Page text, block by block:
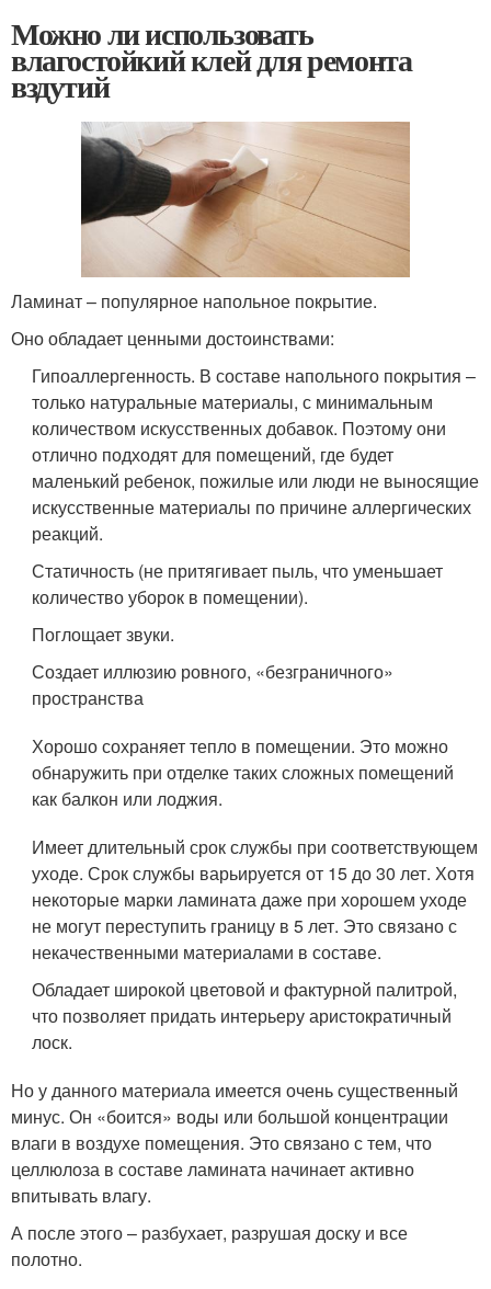
Можно ли использовать
влагостойкий клей для ремонта
вздутий
Ламинат – популярное напольное покрытие.
Оно обладает ценными достоинствами:
Гипоаллергенность. В составе напольного покрытия –
только натуральные материалы, с минимальным
количеством искусственных добавок. Поэтому они
отлично подходят для помещений, где будет
маленький ребенок, пожилые или люди не выносящие
искусственные материалы по причине аллергических
реакций.
Статичность (не притягивает пыль, что уменьшает
количество уборок в помещении).
Поглощает звуки.
Создает иллюзию ровного, «безграничного»
пространства
Хорошо сохраняет тепло в помещении. Это можно
обнаружить при отделке таких сложных помещений
как балкон или лоджия.
Имеет длительный срок службы при соответствующем
уходе. Срок службы варьируется от 15 до 30 лет. Хотя
некоторые марки ламината даже при хорошем уходе
не могут переступить границу в 5 лет. Это связано с
некачественными материалами в составе.
Обладает широкой цветовой и фактурной палитрой,
что позволяет придать интерьеру аристократичный
лоск.
Но у данного материала имеется очень существенный
минус. Он «боится» воды или большой концентрации
влаги в воздухе помещения. Это связано с тем, что
целлюлоза в составе ламината начинает активно
впитывать влагу.
А после этого – разбухает, разрушая доску и все
полотно.